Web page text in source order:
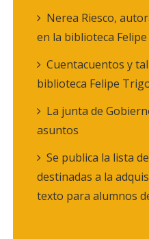
Nerea Riesco,
en la biblioteca
Cuentacuentos y
biblioteca Felipe
La junta de
asuntos
Se publica la lista
destinadas a la
texto para alumnos